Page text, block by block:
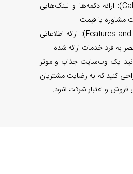
تماس فوری (Call to Action): ارائه دکمه‌ها و لینک‌هایی
مشاوره یا قیمت.
ویژگی‌ها و مزایا (Features and Benefits): ارائه اطلاعاتی
به فرد خدمات ارائه شده.
یک وب‌سایت جذاب و موثر
کنید که به رضایت مشتریان
فروش و اعتبار شرکت شود.